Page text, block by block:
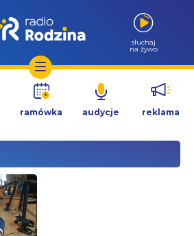
słuchaj
na żywo
ramówka audycje reklama